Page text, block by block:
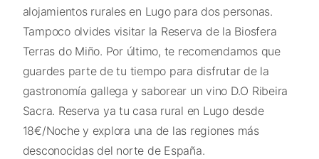
alojamientos rurales en Lugo para dos personas.
Tampoco olvides visitar la Reserva de la Biosfera
Terras do Miño. Por último, te recomendamos que
guardes parte de tu tiempo para disfrutar de la
gastronomía gallega y saborear un vino D.O Ribeira
Sacra. Reserva ya tu casa rural en Lugo desde
18€/Noche y explora una de las regiones más
desconocidas del norte de España.